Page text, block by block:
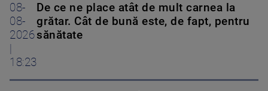
08-
08-
2026
|
18:23
De ce ne place atât de mult carnea la
grătar. Cât de bună este, de fapt, pentru
sănătate